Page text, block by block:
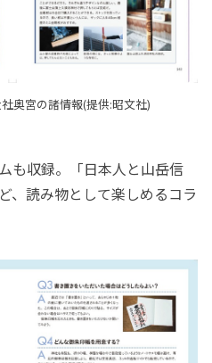
奥宮の諸情報(提供:昭文社)
も収録。「日本人と山岳信
、読み物として楽しめるコラ